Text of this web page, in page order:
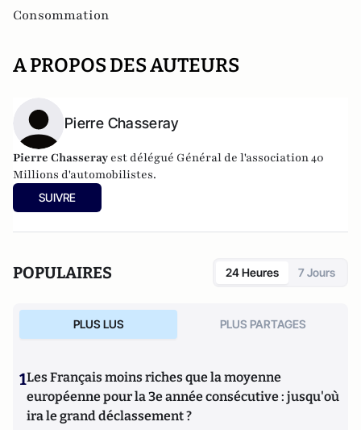
Consommation
A PROPOS DES AUTEURS
Pierre Chasseray
Pierre Chasseray est délégué Général de l'association 40
Millions d'automobilistes.
SUIVRE
POPULAIRES 24 Heures 7 Jours
PLUS LUS PLUS PARTAGES
1Les Français moins riches que la moyenne
européenne pour la 3e année consécutive : jusqu'où
ira le grand déclassement ?